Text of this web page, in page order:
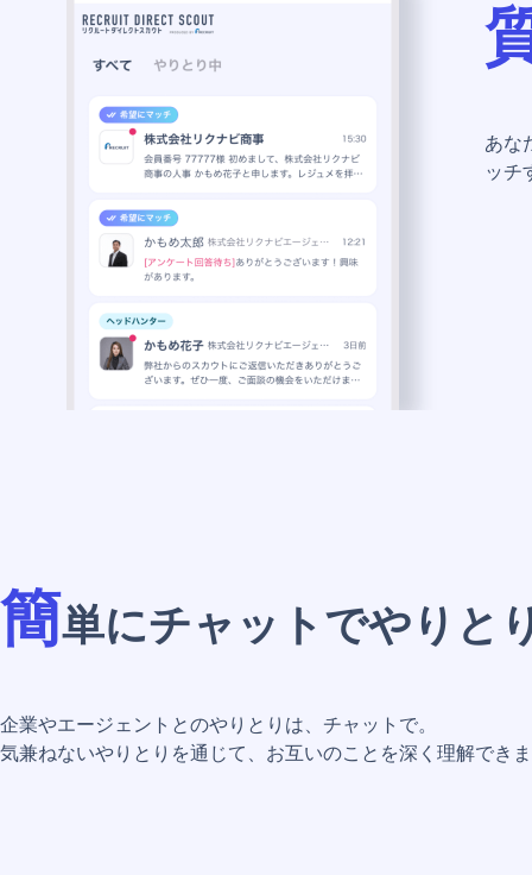
あな
ッチ
簡単にチャットでやりと
企業やエージェントとのやりとりは、チャットで。
気兼ねないやりとりを通じて、お互いのことを深く理解でき